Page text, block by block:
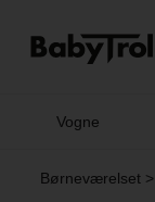
Vogne
Børneværelset>